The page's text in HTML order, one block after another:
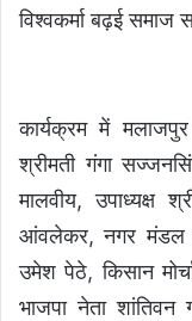
विश्वकर्मा बढ़ई समाज
कार्यक्रम में
श्रीमती गंगा
मालवीय, उपाध्यक्ष
आंवलेकर, नगर मंडल
उमेश पेठे, किसान
भाजपा नेता शांतिवन